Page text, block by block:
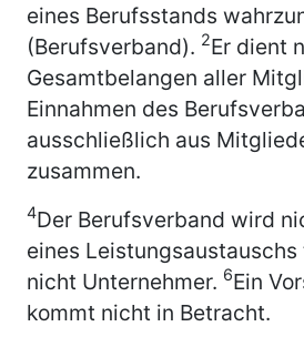
eines Berufsstands
(Berufsverband). 2Er dient
Gesamtbelangen aller
Einnahmen des
ausschließlich aus
zusammen.
4Der Berufsverband wird
eines
nicht Unternehmer. 6Ein
kommt nicht in Betracht.